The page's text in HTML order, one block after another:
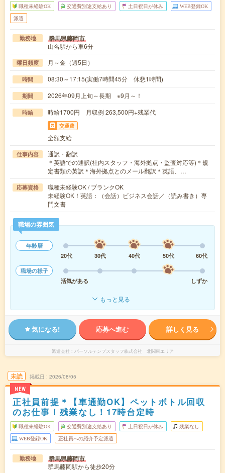
職種未経験OK 交通費別途支給あり 土日祝日が休み WEB登録OK
派遣
勤務地 群馬県藤岡市
山名駅から車6分
曜日頻度 月～金（週5日）
時間 08:30～17:15(実働7時間45分 休憩1時間)
期間 2026年09月上旬～長期 ※9月～！
時給 時給1700円 月収例 263,500円+残業代
交通費
全額支給
仕事内容
通訳・翻訳
＊英語での通訳(社内スタッフ・海外拠点・監査対応等)＊規
定書類の英訳＊海外拠点とのメール翻訳＊英語、…
応募資格
職種未経験OK / ブランクOK
未経験OK！英語：（会話）ビジネス会話／（読み書き）専
門文書
職場の雰囲気
年齢層
20代
30代 40代 50代
60代
職場の様子
活気がある
しずか
もっと見る
気になる! 応募へ進む 詳しく見る
派遣会社 パーソルテンプスタッフ株式会社 北関東エリア
未読
NEW
掲載日 2026/08/05
正社員前提＊【車通勤OK】ペットボトル回収
のお仕事！残業なし！17時台定時
職種未経験OK 交通費別途支給あり 土日祝日が休み 残業なし
WEB登録OK 正社員への紹介予定派遣
勤務地 群馬県藤岡市
群馬藤岡駅から徒歩20分